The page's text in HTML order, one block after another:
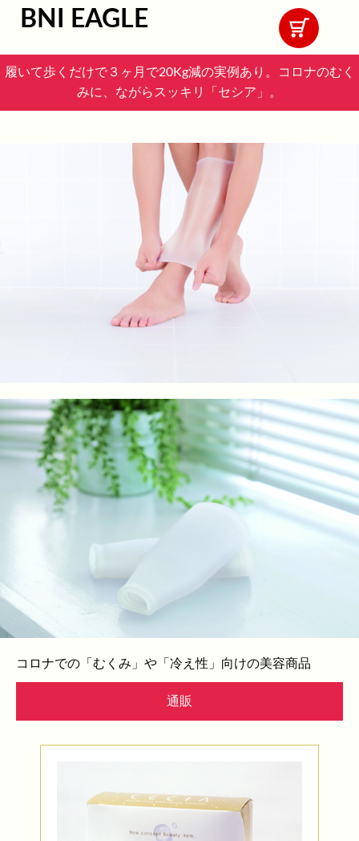
BNI EAGLE
履いて歩くだけで３ヶ月で20Kg減の実例あり。コロナのむく
みに、ながらスッキリ「セシア」。
コロナでの「むくみ」や「冷え性」向けの美容商品
通販